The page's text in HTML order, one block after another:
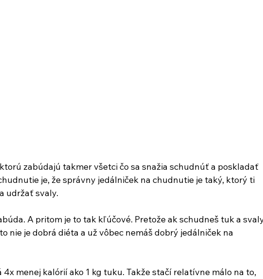
zabúdajú takmer všetci čo sa snažia schudnúť a poskladať
je, že správny jedálniček na chudnutie je taký, ktorý ti
udržať svaly.
A pritom je to tak kľúčové. Pretože ak schudneš tuk a
nie je dobrá diéta a už vôbec nemáš dobrý jedálniček na
4x menej kalórií ako 1 kg tuku. Takže stačí relatívne málo na to,